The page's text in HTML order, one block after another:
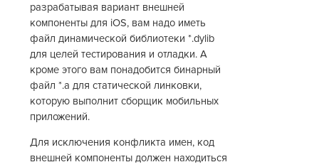
разрабатывая вариант внешней
компоненты для iOS, вам надо иметь
файл динамической библиотеки *.dylib
для целей тестирования и отладки. А
кроме этого вам понадобится бинарный
файл *.a для статической линковки,
которую выполнит сборщик мобильных
приложений.
Для исключения конфликта имен, код
внешней компоненты должен находиться